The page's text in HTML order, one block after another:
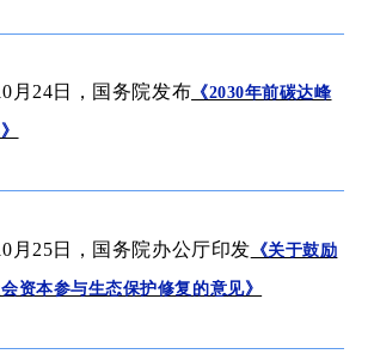
月24日，国务院发布 《2030年前碳达峰
月25日， 国务院办公厅印发 《关于鼓励
资本参与生态保护修复的意见》